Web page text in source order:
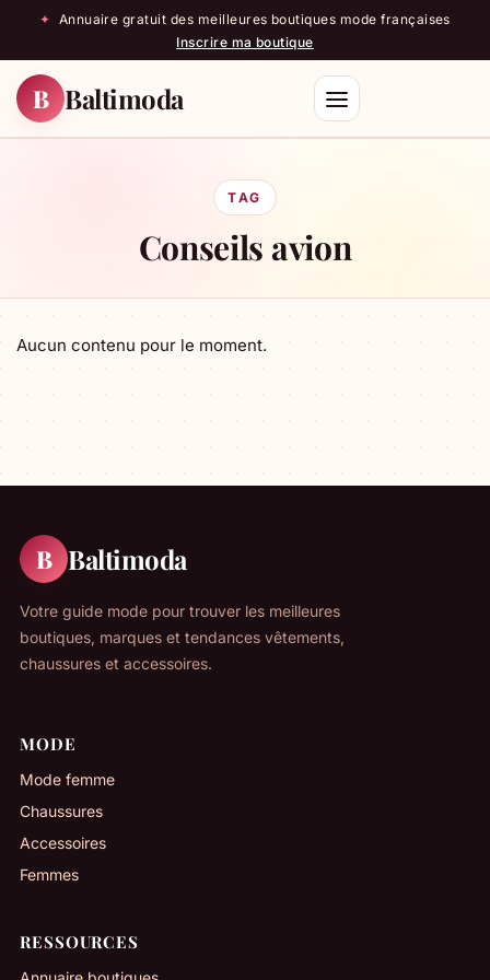
✦ Annuaire gratuit des meilleures boutiques mode françaises
Inscrire ma boutique
B Baltimoda
TAG
Conseils avion
Aucun contenu pour le moment.
B Baltimoda
Votre guide mode pour trouver les meilleures
boutiques, marques et tendances vêtements,
chaussures et accessoires.
MODE
Mode femme
Chaussures
Accessoires
Femmes
RESSOURCES